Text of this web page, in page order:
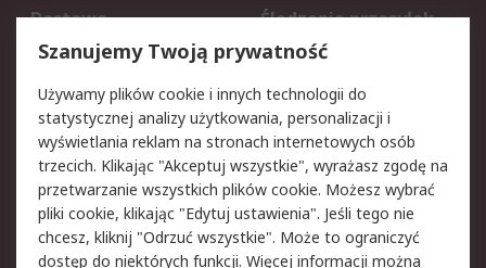
Dostawa
Śledzenie przesyłek
Reklamacje i zwroty
Rejestracja
Aspekty prawne
Bezpieczeństwo e-
maila
Polityka dotycząca
plików cookie
Polityka prywatności
Użytkowanie witryny
Zastrzeżenia prawne
Warunki Sprzedaży
Szanujemy Twoją prywatność
Używamy plików cookie i innych technologii do
statystycznej analizy użytkowania, personalizacji i
wyświetlania reklam na stronach internetowych osób
trzecich. Klikając "Akceptuj wszystkie", wyrażasz zgodę na
przetwarzanie wszystkich plików cookie. Możesz wybrać
pliki cookie, klikając "Edytuj ustawienia". Jeśli tego nie
chcesz, kliknij "Odrzuć wszystkie". Może to ograniczyć
dostęp do niektórych funkcji. Więcej informacji można